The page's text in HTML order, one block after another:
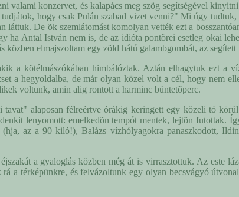
konzervet, és kalapács meg szög segítségével
hogy csak Pulán szabad vizet venni?" Mi úgy
De õk szemlátomást komolyan vették ezt a
ha Antal István nem is, de az idióta pontõrei esetleg okai
elmajszoltam egy zöld hátú galambgombát, az segített
a kötélmászókában himbálóztak. Aztán elhagytuk ezt a
a hegyoldalba, de már olyan közel volt a cél, hogy nem
voltunk, amin alig rontott a harminc büntetõperc.
alaposan félreértve órákig keringett egy közeli tó
lenyomott: emelkedõn tempót mentek, lejtõn futottak.
az a 90 kiló!), Balázs vízhólyagokra panaszkodott,
a gyaloglás közben még át is virrasztottuk. Az este
a térképünkre, és felvázoltunk egy olyan becsvágyó